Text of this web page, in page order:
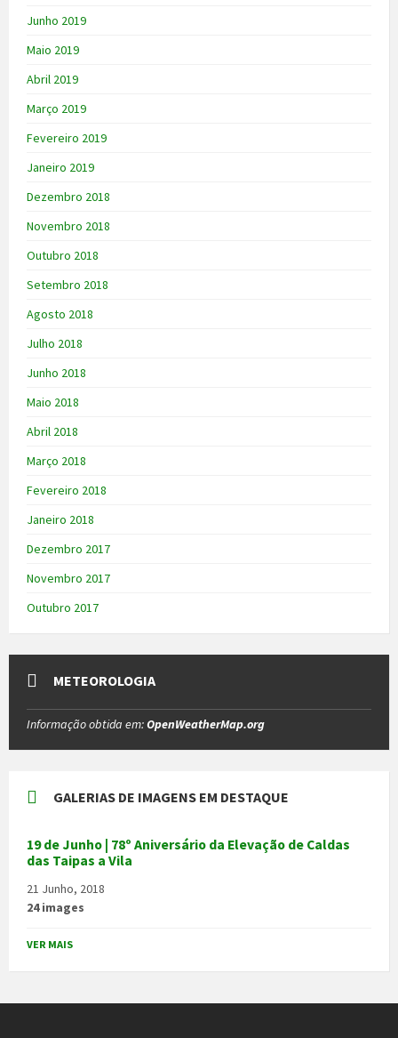
Junho 2019
Maio 2019
Abril 2019
Março 2019
Fevereiro 2019
Janeiro 2019
Dezembro 2018
Novembro 2018
Outubro 2018
Setembro 2018
Agosto 2018
Julho 2018
Junho 2018
Maio 2018
Abril 2018
Março 2018
Fevereiro 2018
Janeiro 2018
Dezembro 2017
Novembro 2017
Outubro 2017
METEOROLOGIA
Informação obtida em:OpenWeatherMap.org
GALERIAS DE IMAGENS EM DESTAQUE
19 de Junho | 78º Aniversário da Elevação de Caldas
das Taipas a Vila
21 Junho, 2018
24 images
VER MAIS